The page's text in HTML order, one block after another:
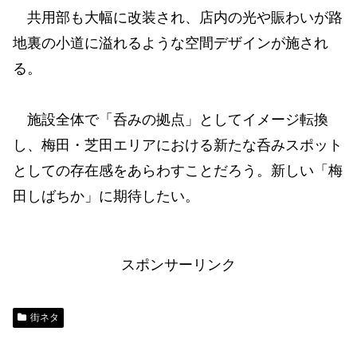
共用部も大幅に改装され、店内の光や賑わいが路
地裏の小道に溢れるような空間デザインが施され
る。
施設全体で「呑みの拠点」としてイメージ転換
し、梅田・芝田エリアにおける新たな呑みスポット
としての存在感をあらわすことだろう。新しい「梅
田しばちか」に期待したい。
スポンサーリンク
街ネタ